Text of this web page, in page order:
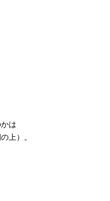
は
上）。